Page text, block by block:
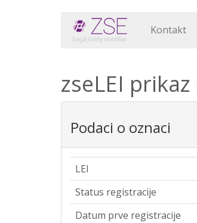
Kontakt
zseLEI
Podaci o oznaci
LEI
Status registracije
Datum prve registracije